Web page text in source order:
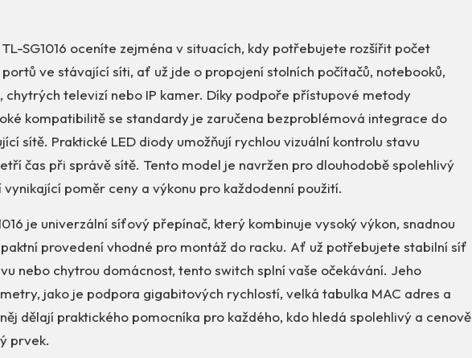
SG1016 oceníte zejména v situacích, kdy potřebujete rozšířit počet
ve stávající síti, ať už jde o propojení stolních počítačů, notebooků,
chytrých televizí nebo IP kamer. Díky podpoře přístupové metody
kompatibilitě se standardy je zaručena bezproblémová integrace do
sítě. Praktické LED diody umožňují rychlou vizuální kontrolu stavu
čas při správě sítě. Tento model je navržen pro dlouhodobě spolehlivý
vynikající poměr ceny a výkonu pro každodenní použití.
je univerzální síťový přepínač, který kombinuje vysoký výkon, snadnou
provedení vhodné pro montáž do racku. Ať už potřebujete stabilní síť
nebo chytrou domácnost, tento switch splní vaše očekávání. Jeho
jako je podpora gigabitových rychlostí, velká tabulka MAC adres a
dělají praktického pomocníka pro každého, kdo hledá spolehlivý a cenově
prvek.